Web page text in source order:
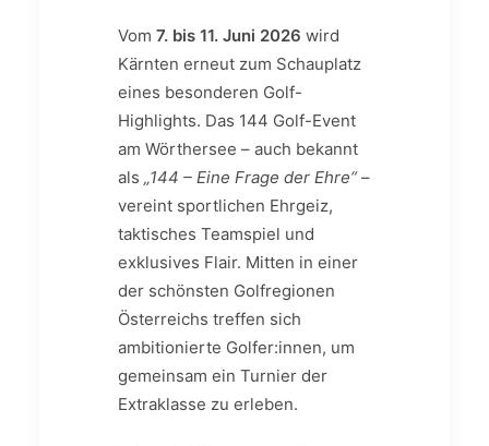
Vom 7. bis 11. Juni 2026 wird
Kärnten erneut zum Schauplatz
eines besonderen Golf-
Highlights. Das 144 Golf-Event
am Wörthersee – auch bekannt
als „144 – Eine Frage der Ehre“–
vereint sportlichen Ehrgeiz,
taktisches Teamspiel und
exklusives Flair. Mitten in einer
der schönsten Golfregionen
Österreichs treffen sich
ambitionierte Golfer:innen, um
gemeinsam ein Turnier der
Extraklasse zu erleben.